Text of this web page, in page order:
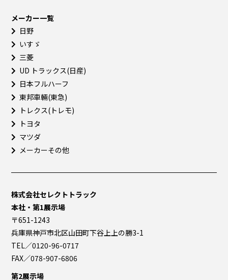
メーカー一覧
日野
いすゞ
三菱
UD トラックス(日産)
日本フルハーフ
東邦車輛(東急)
トレクス(トレモ)
トヨタ
マツダ
メーカーその他
株式会社セレクトトラック
本社・第1展示場
〒651-1243
兵庫県神戸市北区山田町下谷上上の勝3-1
TEL／0120-96-0717
FAX／078-907-6806
第2展示場